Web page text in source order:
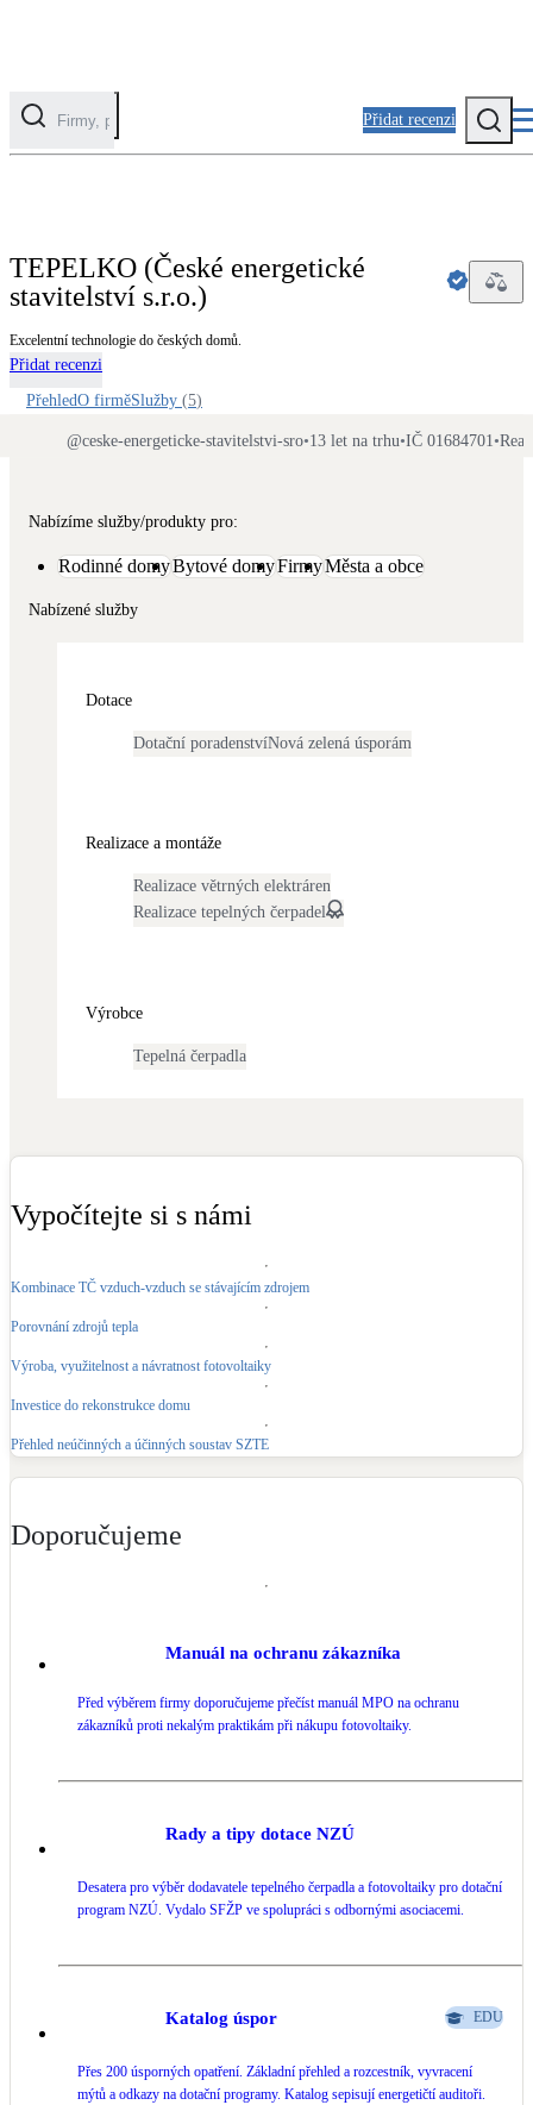
Přidat recenzi
Fotovoltaika
Solární ohřev vody
Tepelná čerpadla
Zateplení
Tepelná čerpadla na chlazení
Okna / dveře
Balkonové sestavy
Pouze velké BESS
Novostavby
Stínicí technika
Žaluzie, markýzy, pergoly
Rekuperace tepla odpadní vody
Šedá i černá odpadní voda
Kamna / krby
Vnitřní i venkovní
Retence deštové vody
Zelená střecha
Větrné elektrárny NEW
TEPELKO (České energetické
stavitelství s.r.o.)
Excelentní technologie do českých domů.
Přidat recenzi
PřehledO firměSlužby (5)
@ceske-energeticke-stavitelstvi-sro•13 let na trhu•IČ 01684701•
Nabízíme služby/produkty pro:
Rodinné domyBytové domyFirmyMěsta a obce
Nabízené služby
Dotace
Dotační poradenstvíNová zelená úsporám
Realizace a montáže
Realizace větrných elektráren
Realizace tepelných čerpadel
Výrobce
Tepelná čerpadla
Vypočítejte si s námi
Kombinace TČ vzduch-vzduch se stávajícím zdrojem
Porovnání zdrojů tepla
Výroba, využitelnost a návratnost fotovoltaiky
Investice do rekonstrukce domu
Přehled neúčinných a účinných soustav SZTE
Doporučujeme
Manuál na ochranu zákazníka
Před výběrem firmy doporučujeme přečíst manuál MPO na ochranu
zákazníků proti nekalým praktikám při nákupu fotovoltaiky.
Rady a tipy dotace NZÚ
Desatera pro výběr dodavatele tepelného čerpadla a fotovoltaiky pro dotační
program NZÚ. Vydalo SFŽP ve spolupráci s odbornými asociacemi.
Katalog úspor EDU
Přes 200 úsporných opatření. Základní přehled a rozcestník, vyvracení
mýtů a odkazy na dotační programy. Katalog sepisují energetičtí auditoři.